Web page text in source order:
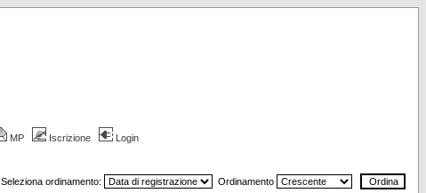
MP Iscrizione Login
Seleziona ordinamento: Ordinamento